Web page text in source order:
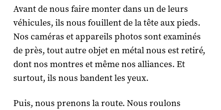
Avant de nous faire monter dans un de leurs
véhicules, ils nous fouillent de la tête aux pieds.
Nos caméras et appareils photos sont examinés
de près, tout autre objet en métal nous est retiré,
dont nos montres et même nos alliances. Et
surtout, ils nous bandent les yeux.
Puis, nous prenons la route. Nous roulons